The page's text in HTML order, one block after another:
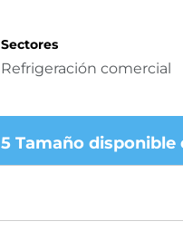
Sectores
Refrigeración comercial
5 Tamaño